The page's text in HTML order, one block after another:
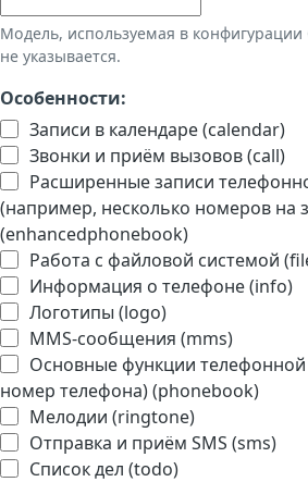
Модель, используемая в
не указывается.
Особенности:
Записи в календаре (calendar)
Звонки и приём вызовов (call)
Расширенные записи
(например, несколько номеров на
(enhancedphonebook)
Работа с файловой системой
Информация о телефоне (info)
Логотипы (logo)
MMS-сообщения (mms)
Основные функции телефонной
номер телефона) (phonebook)
Мелодии (ringtone)
Отправка и приём SMS (sms)
Список дел (todo)